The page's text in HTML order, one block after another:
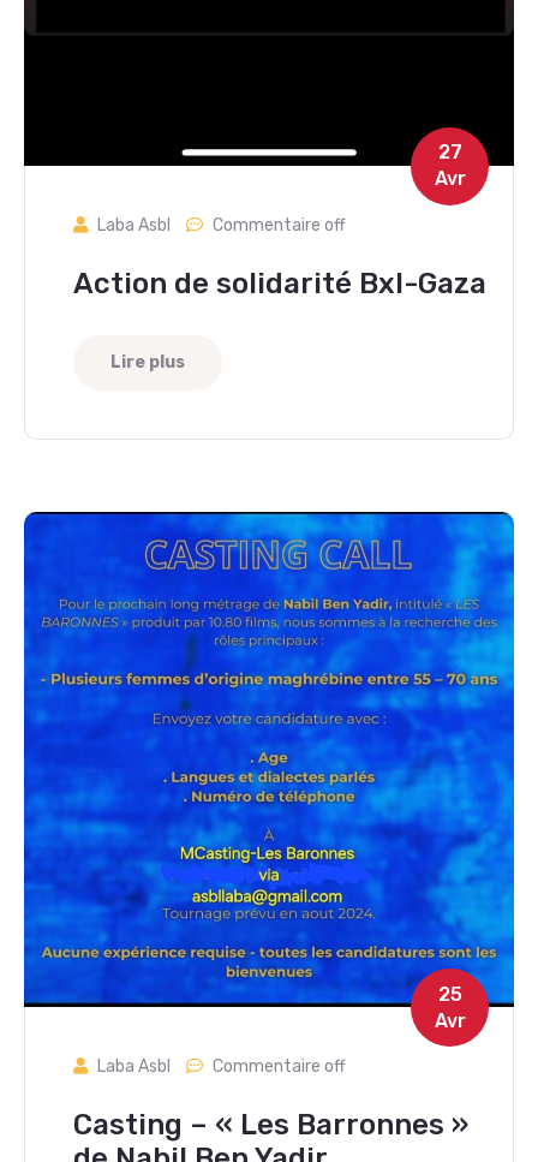
27
Avr
Laba Asbl Commentaire off
Action de solidarité Bxl-Gaza
Lire plus
25
Avr
Laba Asbl Commentaire off
Casting – « Les Barronnes »